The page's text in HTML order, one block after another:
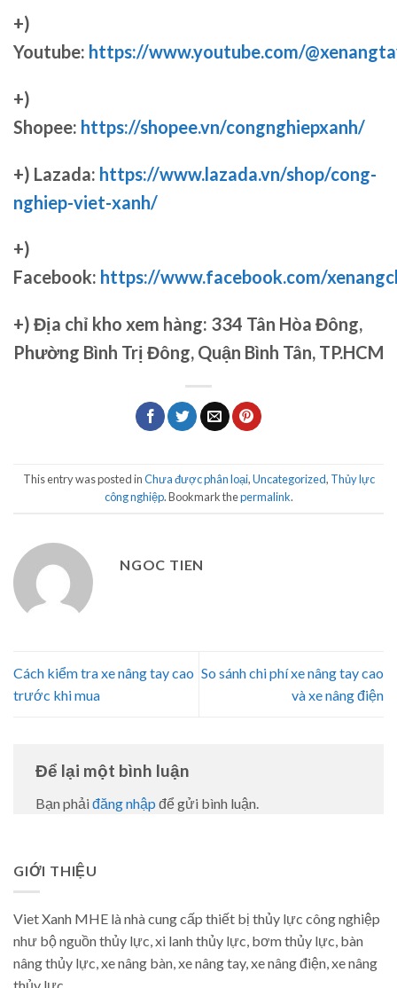
+)
Youtube: https://www.youtube.com/
+)
Shopee: https://shopee.vn/congnghiepxanh/
+) Lazada: https://www.lazada.vn/shop/cong-
nghiep-viet-xanh/
+)
Facebook: https://www.facebook.com/
+) Địa chỉ kho xem hàng: 334 Tân Hòa Đông,
Phường Bình Trị Đông, Quận Bình Tân, TP.HCM
This entry was posted inChưa được phân loại,Uncategorized, Thủy lực
công nghiệp. Bookmark thepermalink.
NGOC TIEN
Cách kiểm tra xe nâng tay cao
trước khi mua
So sánh chi phí xe nâng tay cao
và xe nâng điện
Để lại một bình luận
Bạn phải đăng nhập để gửi bình luận.
GIỚI THIỆU
Viet Xanh MHE là nhà cung cấp thiết bị thủy lực công nghiệp
như bộ nguồn thủy lực, xi lanh thủy lực, bơm thủy lực, bàn
nâng thủy lực, xe nâng bàn, xe nâng tay, xe nâng điện, xe nâng